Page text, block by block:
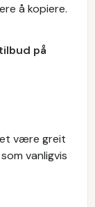
å kopiere.
på
være greit
vanligvis